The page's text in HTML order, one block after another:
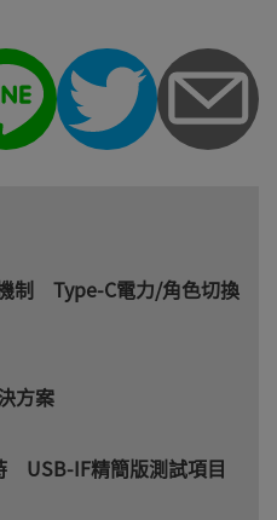
制 Type-C電力/角色切換
方案
USB-IF精簡版測試項目